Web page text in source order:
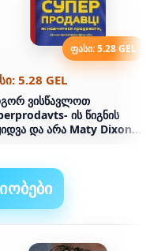
ფასი: 5.28 GEL
5.28 GEL
ვისწავლოთ
ის წიგნის
და არა Maty Dixon